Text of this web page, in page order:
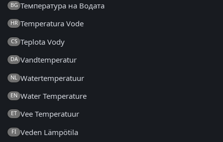
BG Температура на Водата
HR Temperatura Vode
CS Teplota Vody
DA Vandtemperatur
NL Watertemperatuur
EN Water Temperature
ET Vee Temperatuur
FI Veden Lämpötila